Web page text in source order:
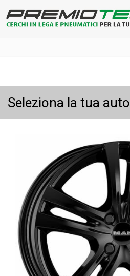
Seleziona la tua auto